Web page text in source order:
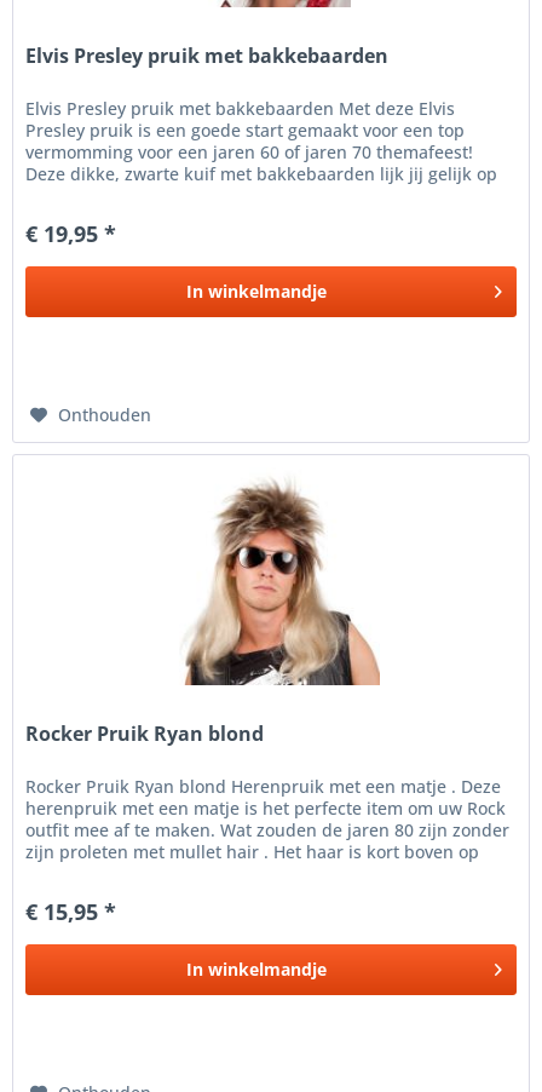
Elvis Presley pruik met bakkebaarden
Elvis Presley pruik met bakkebaarden Met deze Elvis
Presley pruik is een goede start gemaakt voor een top
vermomming voor een jaren 60 of jaren 70 themafeest!
Deze dikke, zwarte kuif met bakkebaarden lijk jij gelijk op
€ 19,95 *
In winkelmandje
Onthouden
Rocker Pruik Ryan blond
Rocker Pruik Ryan blond Herenpruik met een matje . Deze
herenpruik met een matje is het perfecte item om uw Rock
outfit mee af te maken. Wat zouden de jaren 80 zijn zonder
zijn proleten met mullet hair . Het haar is kort boven op
€ 15,95 *
In winkelmandje